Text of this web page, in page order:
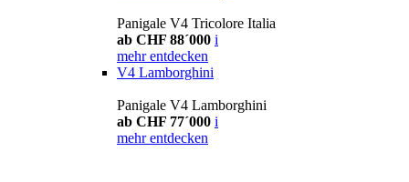
Panigale V4 Tricolore Italia
ab CHF 88´000 i
mehr entdecken
V4 Lamborghini
Panigale V4 Lamborghini
ab CHF 77´000 i
mehr entdecken